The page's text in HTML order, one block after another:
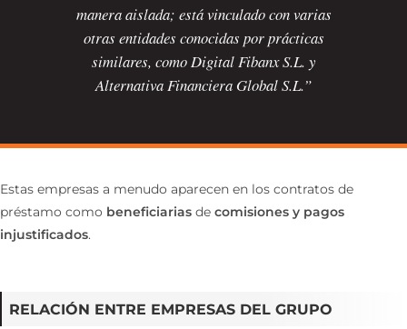
manera aislada; está vinculado con varias
otras entidades conocidas por prácticas
similares, como Digital Fibanx S.L. y
Alternativa Financiera Global S.L.”
Estas empresas a menudo aparecen en los contratos de
préstamo como beneficiarias de comisiones y pagos
injustificados.
RELACIÓN ENTRE EMPRESAS DEL GRUPO